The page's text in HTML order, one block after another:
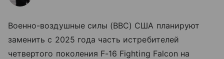
Военно-воздушные силы (ВВС) США планируют
заменить с 2025 года часть истребителей
четвертого поколения F-16 Fighting Falcon на